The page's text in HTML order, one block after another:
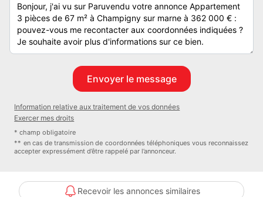
E102 Appartement 3 pièces
Nombre de chambres : 2
Surface habitable 67.27 m2
Annexe 9.81 m2
Parking inclus
Information relative aux traitement de vos données
Exercer mes droits
* champ obligatoire
** en cas de transmission de coordonnées téléphoniques vous reconnaissez
accepter expressément d’être rappelé par l’annonceur.
Recevoir les annonces similaires